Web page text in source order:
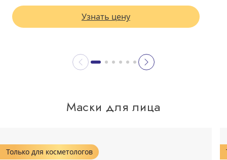
Узнать цену
Маски для лица
Только для косметологов